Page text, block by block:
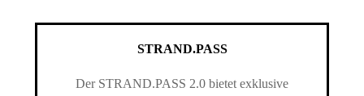
STRAND.PASS
Der STRAND.PASS 2.0 bietet exklusive